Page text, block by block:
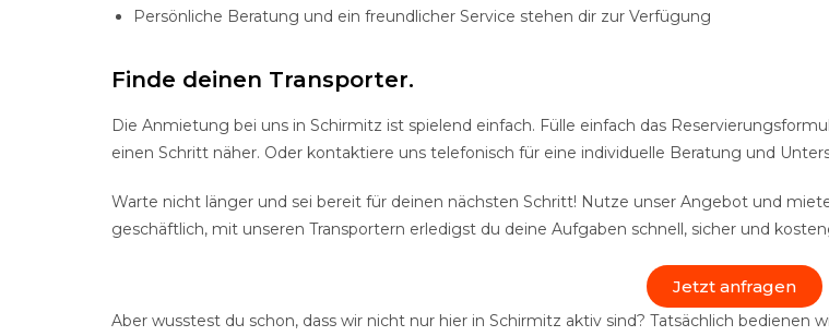
Persönliche Beratung und ein freundlicher Service stehen dir zur Verfügung
Finde deinen Transporter.
Die Anmietung bei uns in Schirmitz ist spielend einfach. Fülle einfach das
einen Schritt näher. Oder kontaktiere uns telefonisch für eine individuelle Beratung und
Warte nicht länger und sei bereit für deinen nächsten Schritt! Nutze unser Angebot und
geschäftlich, mit unseren Transportern erledigst du deine Aufgaben schnell, sicher und
Jetzt anfragen
Aber wusstest du schon, dass wir nicht nur hier in Schirmitz aktiv sind? Tatsächlich bedienen